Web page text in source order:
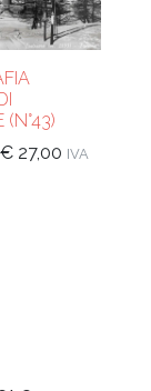
(N°43)
€ 27,00 IVA